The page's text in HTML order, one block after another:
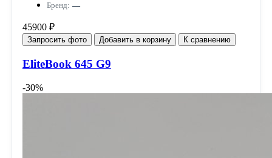
Бренд: —
45900 ₽
Запросить фото Добавить в корзину К сравнению
EliteBook 645 G9
-30%